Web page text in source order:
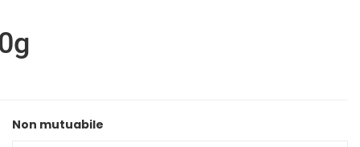
Non mutuabile